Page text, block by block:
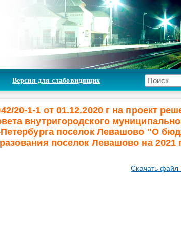
Версия для слабовидящих
1-1 от 01.12.2020 г на проект
внутригородского
поселок Левашово "О
поселок Левашово на 2021
Cкачать